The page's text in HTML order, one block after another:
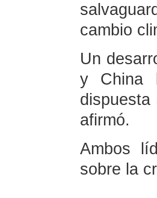
cambio
Un
y China
afirmó.
Ambos
sobre la